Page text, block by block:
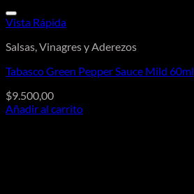
Vista Rápida
Salsas, Vinagres y Aderezos
Tabasco Green Pepper Sauce Mild 60ml
$9.500,00
Añadir al carrito